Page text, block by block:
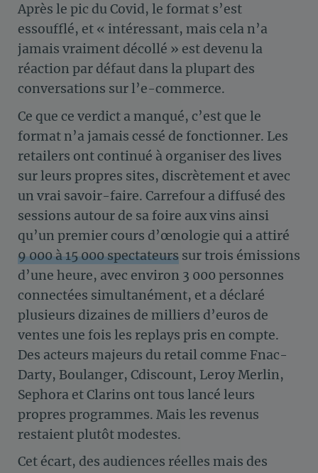
Après le pic du Covid, le format s’est
essoufflé, et « intéressant, mais cela n’a
jamais vraiment décollé » est devenu la
réaction par défaut dans la plupart des
conversations sur l’e-commerce.
Ce que ce verdict a manqué, c’est que le
format n’a jamais cessé de fonctionner. Les
retailers ont continué à organiser des lives
sur leurs propres sites, discrètement et avec
un vrai savoir-faire. Carrefour a diffusé des
sessions autour de sa foire aux vins ainsi
qu’un premier cours d’œnologie qui a attiré
9 000 à 15 000 spectateurs sur trois émissions
d’une heure, avec environ 3 000 personnes
connectées simultanément, et a déclaré
plusieurs dizaines de milliers d’euros de
ventes une fois les replays pris en compte.
Des acteurs majeurs du retail comme Fnac-
Darty, Boulanger, Cdiscount, Leroy Merlin,
Sephora et Clarins ont tous lancé leurs
propres programmes. Mais les revenus
restaient plutôt modestes.
Cet écart, des audiences réelles mais des